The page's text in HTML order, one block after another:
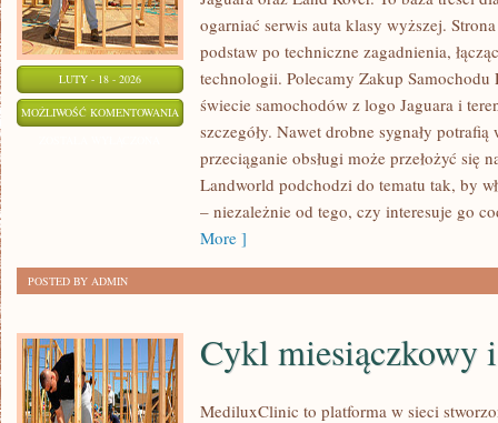
LUTY - 18 - 2026
MOŻLIWOŚĆ KOMENTOWANIA MOTORYZACJA
ogarniać serwis auta klasy wyższej.
podstaw po techniczne zagadnienia,
technologii. Polecamy Zakup
świecie samochodów z logo Jaguara i
szczegóły. Nawet drobne sygnały
przeciąganie obsługi może przełożyć się
Landworld podchodzi do tematu tak, by
– niezależnie od tego, czy interesuje go
More ]
POSTED BY ADMIN
Cykl miesiączkowy
MediluxClinic to platforma w sieci